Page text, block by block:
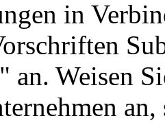
in
an. Weisen